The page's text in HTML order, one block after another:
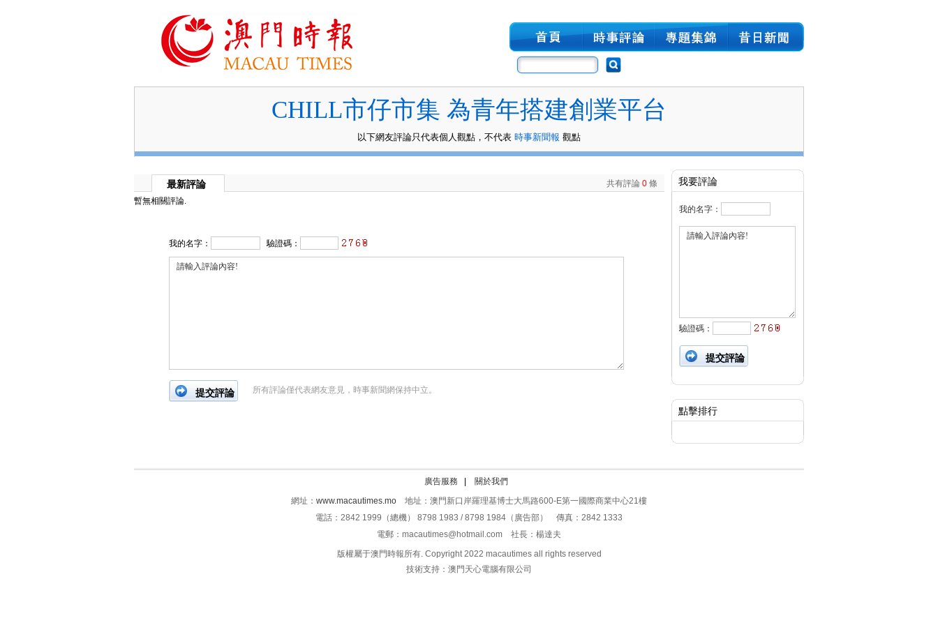
CHILL市仔市集 為青年搭建創業平台
以下網友評論只代表個人觀點，不代表 時事新聞報 觀點
最新評論 共有評論 0 條
暫無相關評論.
我的名字： 驗證碼：
所有評論僅代表網友意見，時事新聞網保持中立。
我要評論
我的名字：
驗證碼：
點擊排行
廣告服務
關於我們
網址： www.macautimes.mo 地址：澳門新口岸羅理基博士大馬路600-E第一國際商業中心21樓
電話：2842 1999（總機） 8798 1983 / 8798 1984（廣告部） 傳真：2842 1333
電郵：macautimes@hotmail.com 社長：楊達夫
版權屬于澳門時報所有. Copyright 2022 macautimes all rights reserved
技術支持：澳門天心電腦有限公司